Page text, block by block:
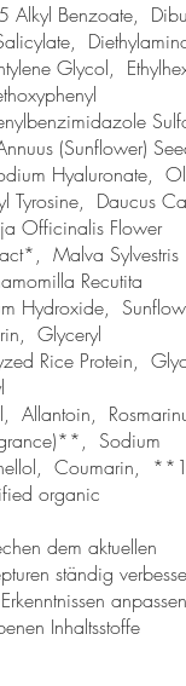
Benzoate,
Glycol,
(Sunflower)
Hyaluronate,
Tyrosine, Daucus
Officinalis Flower
Malva Sylvestris
Recutita
Hydroxide,
Glyceryl
Rice Protein,
Allantoin,
Sodium
Coumarin,
organic
dem aktuellen
ständig
Inhaltsstoffe